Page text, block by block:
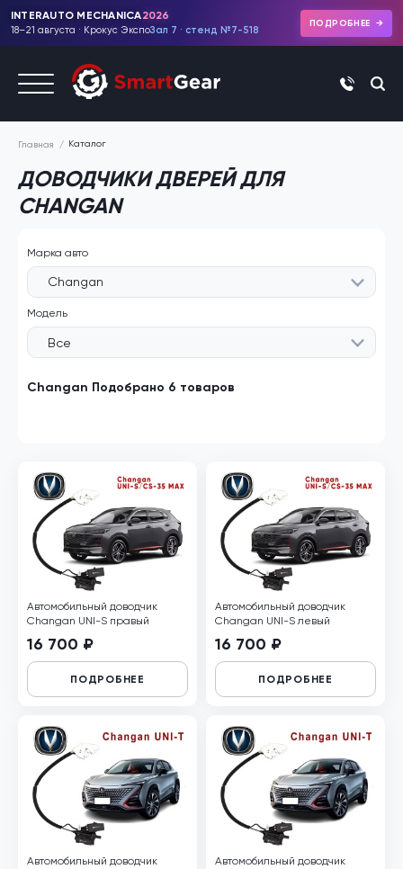
INTERAUTO MECHANICA2026
18–21 августа · Крокус ЭкспоЗал 7 · стенд №7-518
ПОДРОБНЕЕ
+7 (495)
Главная Каталог
ДОВОДЧИКИ ДВЕРЕЙ ДЛЯ
CHANGAN
Марка авто
Changan
Модель
Все
Changan Подобрано 6 товаров
Автомобильный доводчик
Changan UNI-S правый
16 700 ₽
ПОДРОБНЕЕ
Автомобильный доводчик
Changan UNI-S левый
16 700 ₽
ПОДРОБНЕЕ
Автомобильный доводчик
Автомобильный доводчик